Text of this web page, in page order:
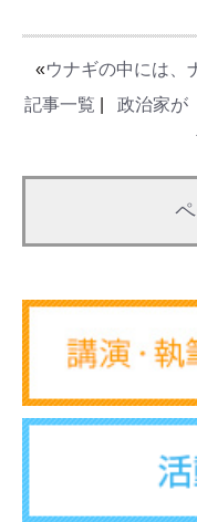
«ウナギの中には、
記事一覧
政治家が